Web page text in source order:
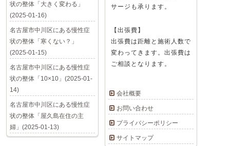
サージも承ります。
【出張費】
出張費は距離と施術人数で
変わってきます。出張費は
ご相談となります。
会社概要
お問い合わせ
プライバシーポリシー
サイトマップ
状の整体「大きく変わる」
(2025-01-16)
名古屋市中川区にある慢性症
状の整体「寒くない？」
(2025-01-15)
名古屋市中川区にある慢性症
状の整体「10×10」(2025-01-
14)
名古屋市中川区にある慢性症
状の整体「屋久島在住の主
婦」(2025-01-13)